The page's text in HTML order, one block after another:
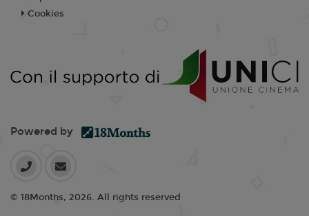
Cookies
Powered by
© 18Months, 2026. All rights reserved